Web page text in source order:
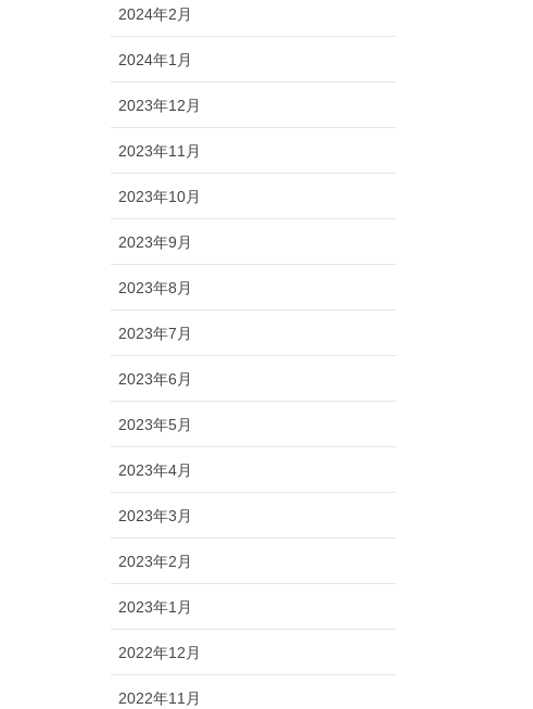
2024年2月
2024年1月
2023年12月
2023年11月
2023年10月
2023年9月
2023年8月
2023年7月
2023年6月
2023年5月
2023年4月
2023年3月
2023年2月
2023年1月
2022年12月
2022年11月